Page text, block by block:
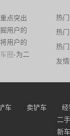
点突出
用户的
用户的
圈-为二
热
伊
热
伊
热
友
车 卖铲车
二
新